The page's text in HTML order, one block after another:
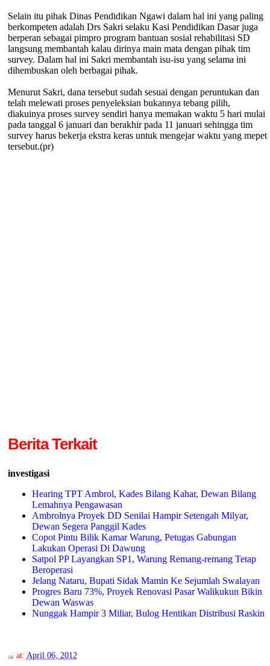
Selain itu pihak Dinas Pendidikan Ngawi dalam hal ini yang paling
berkompeten adalah Drs Sakri selaku Kasi Pendidikan Dasar juga
berperan sebagai pimpro program bantuan sosial rehabilitasi SD
langsung membantah kalau dirinya main mata dengan pihak tim
survey. Dalam hal ini Sakri membantah isu-isu yang selama ini
dihembuskan oleh berbagai pihak.
Menurut Sakri, dana tersebut sudah sesuai dengan peruntukan dan
telah melewati proses penyeleksian bukannya tebang pilih,
diakuinya proses survey sendiri hanya memakan waktu 5 hari mulai
pada tanggal 6 januari dan berakhir pada 11 januari sehingga tim
survey harus bekerja ekstra keras untuk mengejar waktu yang mepet
tersebut.(pr)
Berita Terkait
investigasi
Hearing TPT Ambrol, Kades Bilang Kahar, Dewan Bilang
Lemahnya Pengawasan
Ambrolnya Proyek DD Senilai Hampir Setengah Milyar,
Dewan Segera Panggil Kades
Copot Pintu Bilik Kamar Warung, Petugas Gabungan
Lakukan Operasi Di Dawung
Satpol PP Layangkan SP1, Warung Remang-remang Tetap
Beroperasi
Jelang Nataru, Bupati Sidak Mamin Ke Sejumlah Swalayan
Progres Baru 73%, Proyek Renovasi Pasar Walikukun Bikin
Dewan Waswas
Nunggak Hampir 3 Miliar, Bulog Hentikan Distribusi Raskin
at: April 06, 2012